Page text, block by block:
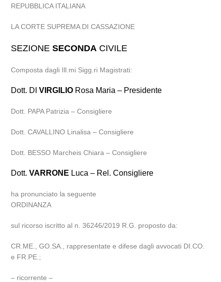
REPUBBLICA ITALIANA
LA CORTE SUPREMA DI CASSAZIONE
SEZIONESECONDA CIVILE
Composta dagli Ill.mi Sigg.ri Magistrati:
Dott. DIVIRGILIO Rosa Maria – Presidente
Dott. PAPA Patrizia – Consigliere
Dott. CAVALLINO Linalisa – Consigliere
Dott. BESSO Marcheis Chiara – Consigliere
Dott.VARRONE Luca – Rel. Consigliere
ha pronunciato la seguente
ORDINANZA
sul ricorso iscritto al n. 36246/2019 R.G. proposto da:
CR.ME., GO.SA., rappresentate e difese dagli avvocati DI.CO.
e FR.PE.;
– ricorrente –